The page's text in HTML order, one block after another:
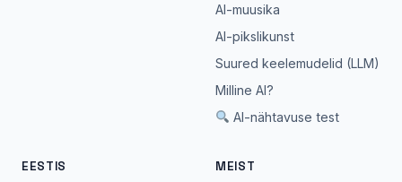
AI-muusika
AI-pikslikunst
Suured keelemudelid (LLM)
Milline AI?
AI-nähtavuse test
EESTIS MEIST